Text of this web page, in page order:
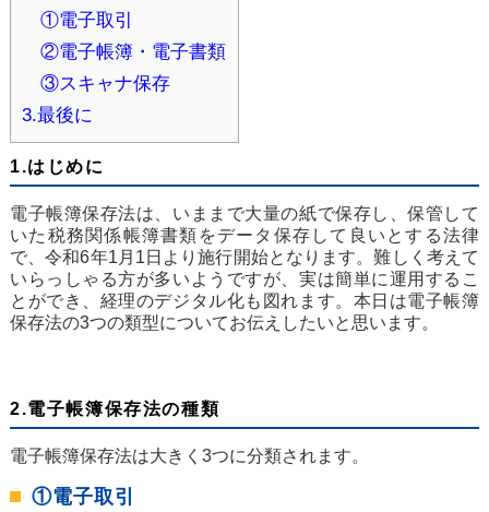
①電子取引
②電子帳簿・電子書類
③スキャナ保存
3.最後に
1.はじめに
電子帳簿保存法は、いままで大量の紙で保存し、保管して
いた税務関係帳簿書類をデータ保存して良いとする法律
で、令和6年1月1日より施行開始となります。難しく考えて
いらっしゃる方が多いようですが、実は簡単に運用するこ
とができ、経理のデジタル化も図れます。本日は電子帳簿
保存法の3つの類型についてお伝えしたいと思います。
2.電子帳簿保存法の種類
電子帳簿保存法は大きく3つに分類されます。
①電子取引